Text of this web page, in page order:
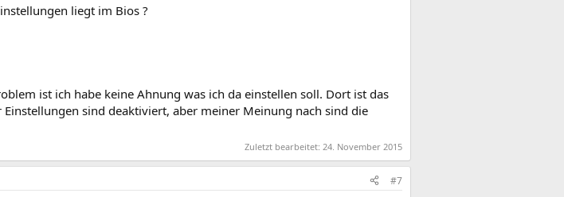
liegt im Bios ?
ist ich habe keine Ahnung was ich da einstellen soll. Dort ist das
sind deaktiviert, aber meiner Meinung nach sind die
Zuletzt bearbeitet: 24. November 2015
#7